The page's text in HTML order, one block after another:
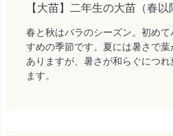
【大苗】二年生の大苗（春以
春と秋はバラのシーズン。初め
すめの季節です。夏には暑さで
ありますが、暑さが和らぐにつ
ます。